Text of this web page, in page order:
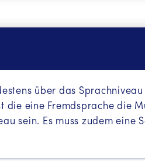
über das
die eine Fremdsprache die
sein. Es muss zudem